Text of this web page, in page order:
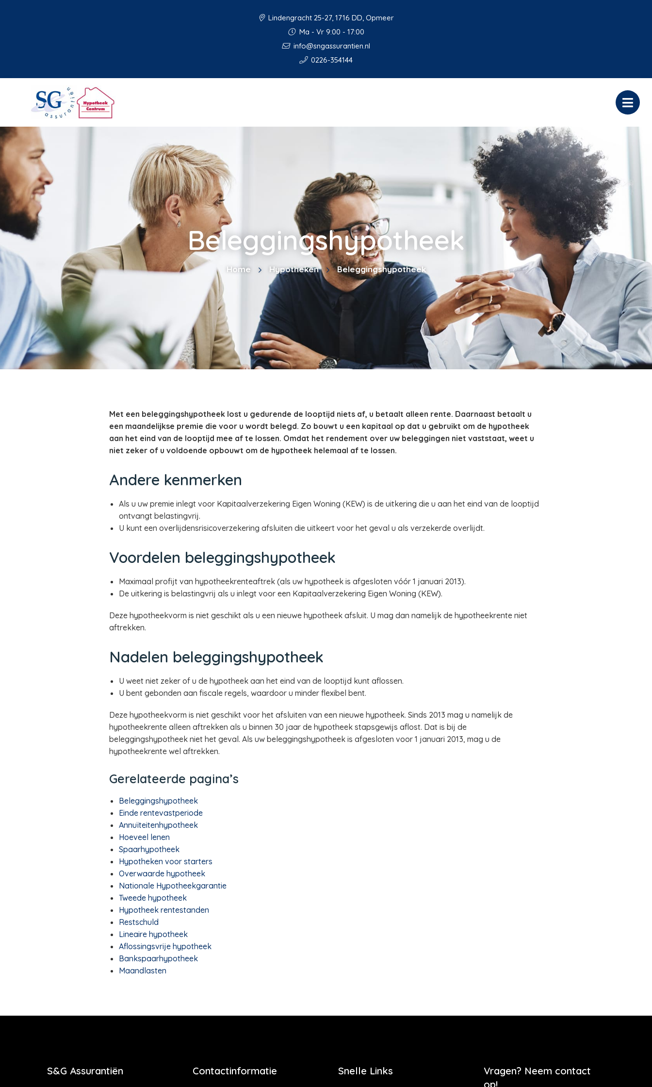
Lindengracht 25-27, 1716 DD, Opmeer
Ma - Vr 9:00 - 17:00
info@sngassurantien.nl
0226-354144
Beleggingshypotheek
Home Hypotheken Beleggingshypotheek
Met een beleggingshypotheek lost u gedurende de looptijd niets af, u betaalt alleen rente. Daarnaast betaalt u
een maandelijkse premie die voor u wordt belegd. Zo bouwt u een kapitaal op dat u gebruikt om de hypotheek
aan het eind van de looptijd mee af te lossen. Omdat het rendement over uw beleggingen niet vaststaat, weet u
niet zeker of u voldoende opbouwt om de hypotheek helemaal af te lossen.
Andere kenmerken
Als u uw premie inlegt voor Kapitaalverzekering Eigen Woning (KEW) is de uitkering die u aan het eind van de looptijd
ontvangt belastingvrij.
U kunt een overlijdensrisicoverzekering afsluiten die uitkeert voor het geval u als verzekerde overlijdt.
Voordelen beleggingshypotheek
Maximaal profijt van hypotheekrenteaftrek (als uw hypotheek is afgesloten vóór 1 januari 2013).
De uitkering is belastingvrij als u inlegt voor een Kapitaalverzekering Eigen Woning (KEW).
Deze hypotheekvorm is niet geschikt als u een nieuwe hypotheek afsluit. U mag dan namelijk de hypotheekrente niet
aftrekken.
Nadelen beleggingshypotheek
U weet niet zeker of u de hypotheek aan het eind van de looptijd kunt aflossen.
U bent gebonden aan fiscale regels, waardoor u minder flexibel bent.
Deze hypotheekvorm is niet geschikt voor het afsluiten van een nieuwe hypotheek. Sinds 2013 mag u namelijk de
hypotheekrente alleen aftrekken als u binnen 30 jaar de hypotheek stapsgewijs aflost. Dat is bij de
beleggingshypotheek niet het geval. Als uw beleggingshypotheek is afgesloten voor 1 januari 2013, mag u de
hypotheekrente wel aftrekken.
Gerelateerde pagina’s
Beleggingshypotheek
Einde rentevastperiode
Annuïteitenhypotheek
Hoeveel lenen
Spaarhypotheek
Hypotheken voor starters
Overwaarde hypotheek
Nationale Hypotheekgarantie
Tweede hypotheek
Hypotheek rentestanden
Restschuld
Lineaire hypotheek
Aflossingsvrije hypotheek
Bankspaarhypotheek
Maandlasten
S&G Assurantiën Contactinformatie Snelle Links
Vragen? Neem contact
op!